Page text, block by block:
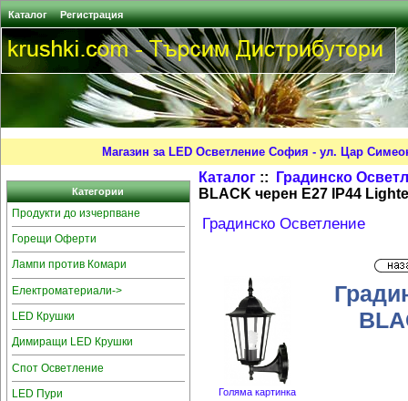
Каталог Регистрация
Магазин за LED Осветление София - ул. Цар
Категории
Продукти до изчерпване
Горещи Оферти
Лампи против Комари
Електроматериали->
LED Крушки
Димиращи LED Крушки
Спот Осветление
LED Пури
Каталог ::
Градинско
BLACK черен E27 IP44
Градинско Осветление
Голяма картинка